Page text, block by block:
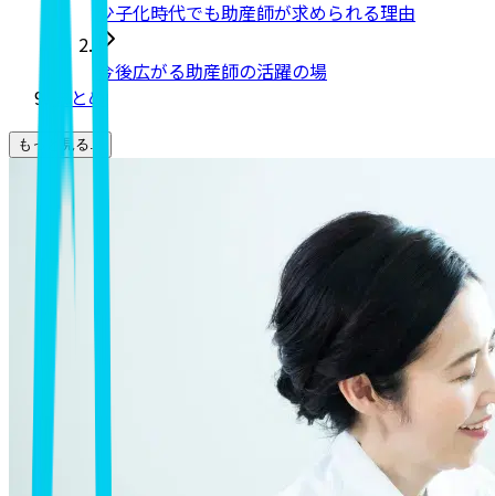
少子化時代でも助産師が求められる理由
今後広がる助産師の活躍の場
まとめ
もっと見る...